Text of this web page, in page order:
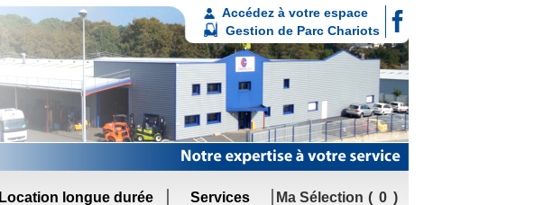
Accédez à votre espace
Gestion de Parc Chariots
Ma Sélection 0
Location longue durée Services